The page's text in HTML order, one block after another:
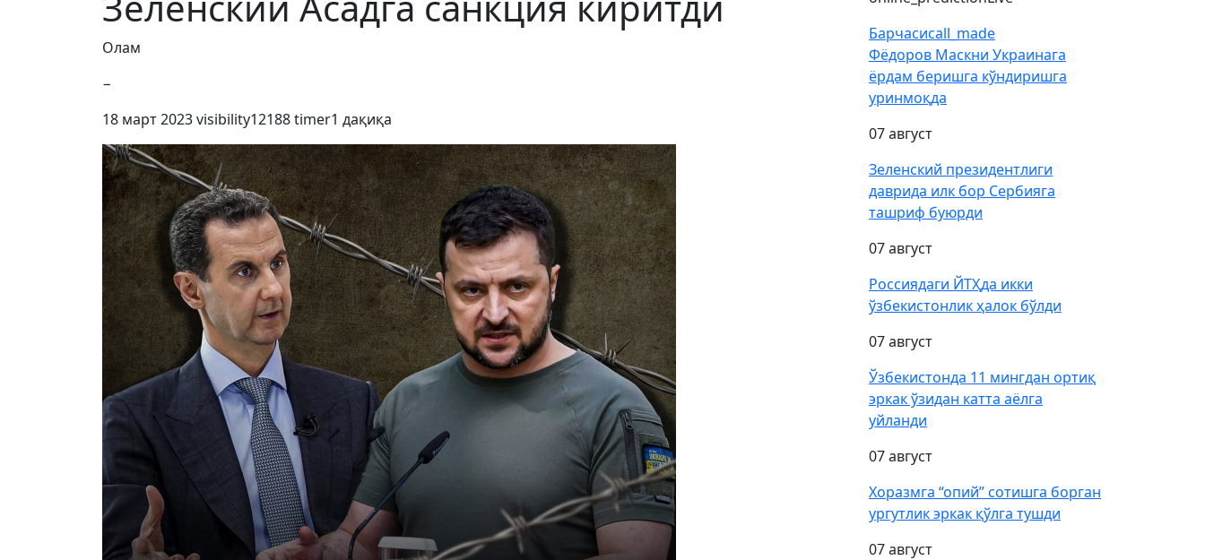
Олам
−
18 март 2023visibility12188timer1 дақиқа
Барчасиcall_made
Фёдоров Маскни Украинага
ёрдам беришга кўндиришга
уринмоқда
07 август
Зеленский президентлиги
даврида илк бор Сербияга
ташриф буюрди
07 август
Россиядаги ЙТҲда икки
ўзбекистонлик ҳалок бўлди
07 август
Ўзбекистонда 11 мингдан ортиқ
эркак ўзидан катта аёлга
уйланди
07 август
Хоразмга “опий” сотишга борган
ургутлик эркак қўлга тушди
07 август